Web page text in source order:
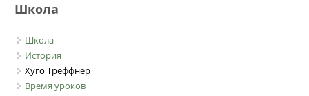
Школа
Школа
История
Хуго Треффнер
Время уроков